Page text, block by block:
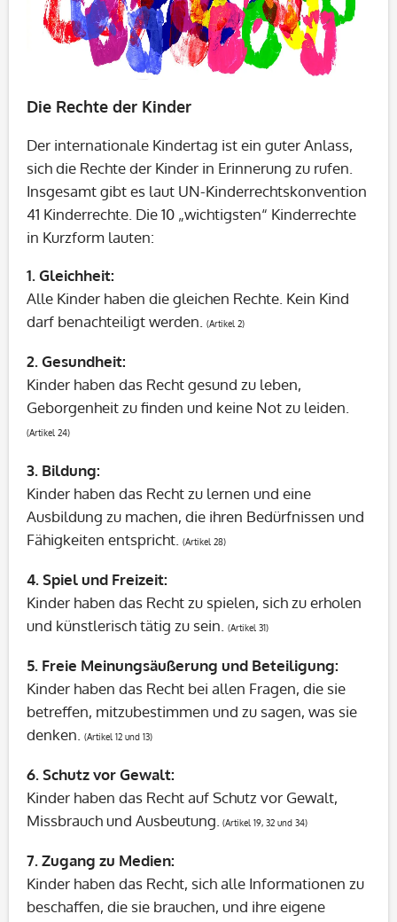
Die Rechte der Kinder
Der internationale Kindertag ist ein guter Anlass,
sich die Rechte der Kinder in Erinnerung zu rufen.
Insgesamt gibt es laut UN-Kinderrechtskonvention
41 Kinderrechte. Die 10 „wichtigsten“ Kinderrechte
in Kurzform lauten:
1.Gleichheit:
Alle Kinder haben die gleichen Rechte. Kein Kind
darf benachteiligt werden.
(Artikel 2)
2.Gesundheit:
Kinder haben das Recht gesund zu leben,
Geborgenheit zu finden und keine Not zu leiden.
(Artikel 24)
3. Bildung:
Kinder haben das Recht zu lernen und eine
Ausbildung zu machen, die ihren Bedürfnissen und
Fähigkeiten entspricht.
(Artikel 28)
4.Spiel und Freizeit:
Kinder haben das Recht zu spielen, sich zu erholen
und künstlerisch tätig zu sein.
(Artikel 31)
5. Freie Meinungsäußerung und Beteiligung:
Kinder haben das Recht bei allen Fragen, die sie
betreffen, mitzubestimmen und zu sagen, was sie
denken.
(Artikel 12 und 13)
6.Schutz vor Gewalt:
Kinder haben das Recht auf Schutz vor Gewalt,
Missbrauch und Ausbeutung.
(Artikel 19, 32 und 34)
7.Zugang zu Medien:
Kinder haben das Recht, sich alle Informationen zu
beschaffen, die sie brauchen, und ihre eigene